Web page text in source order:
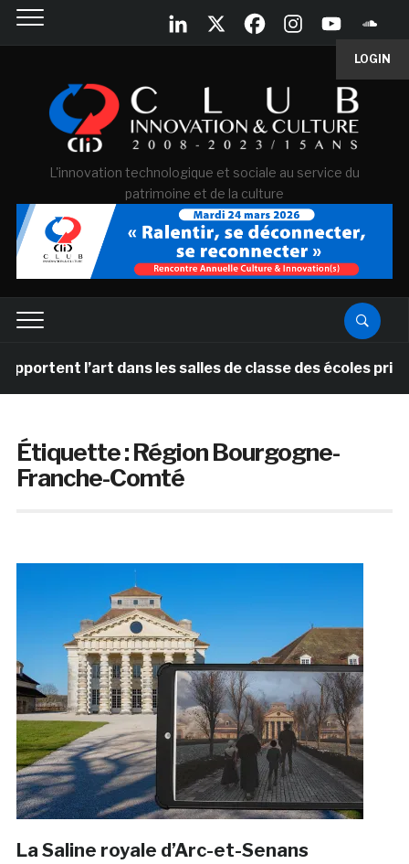
LOGIN
L'innovation technologique et sociale au service du
patrimoine et de la culture
l’art dans les salles de classe des écoles primaires
Étiquette :Région Bourgogne-
Franche-Comté
La Saline royale d’Arc-et-Senans